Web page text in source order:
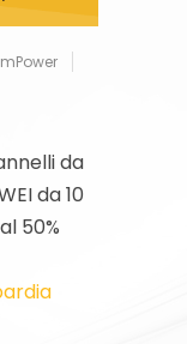
da
da 10
50%